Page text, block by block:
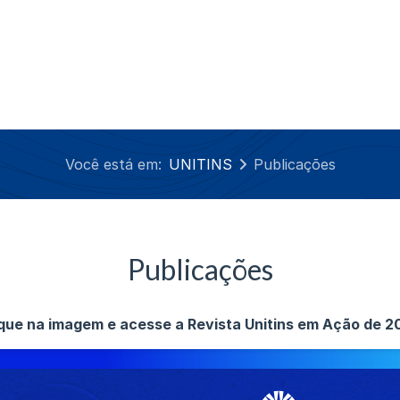
Você está em: UNITINS Publicações
Publicações
na imagem e acesse a Revista Unitins em Ação de